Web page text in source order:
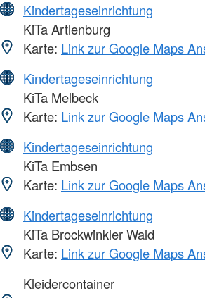
Kindertageseinrichtung
KiTa Artlenburg
Karte: Link zur Google Maps
Kindertageseinrichtung
KiTa Melbeck
Karte: Link zur Google Maps
Kindertageseinrichtung
KiTa Embsen
Karte: Link zur Google Maps
Kindertageseinrichtung
KiTa Brockwinkler Wald
Karte: Link zur Google Maps
Kleidercontainer